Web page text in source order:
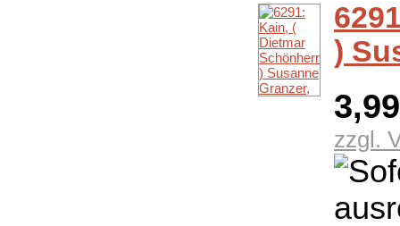
)
zzgl.